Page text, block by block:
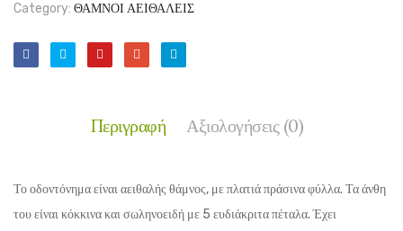
Category: ΘΑΜΝΟΙ ΑΕΙΘΑΛΕΙΣ
Περιγραφή Αξιολογήσεις (0)
Το οδοντόνημα είναι αειθαλής θάμνος, με πλατιά πράσινα φύλλα. Τα άνθη
του είναι κόκκινα και σωληνοειδή με 5 ευδιάκριτα πέταλα. Έχει